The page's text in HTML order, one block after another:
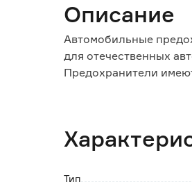
Описание
Автомобильные
для отечественных
Предохранители
Тип